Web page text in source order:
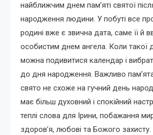
найближчим днем пам’яті святої
народження людини. У побуті все
родині вже є звична дата, саме її й
особистим днем ангела. Коли такої
можна подивитися календар і
до дня народження. Важливо
свято не схоже на гучний день
має більш духовний і спокійний
теплі слова для Ірини, побажання
здоров’я, любові та Божого